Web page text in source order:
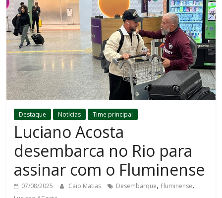
Destaque Notícias Time principal
Luciano Acosta
desembarca no Rio para
assinar com o Fluminense
07/08/2025 Caio Matias Desembarque, Fluminense,